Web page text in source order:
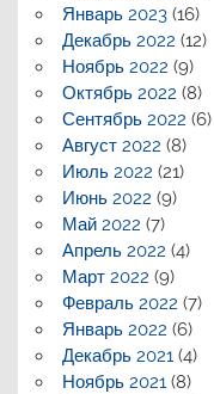
Январь 2023(16)
Декабрь 2022 (12)
Ноябрь 2022 (9)
Октябрь 2022 (8)
Сентябрь 2022 (6)
Август 2022 (8)
Июль 2022 (21)
Июнь 2022 (9)
Май 2022 (7)
Апрель 2022 (4)
Март 2022 (9)
Февраль 2022 (7)
Январь 2022 (6)
Декабрь 2021(4)
Ноябрь 2021(8)